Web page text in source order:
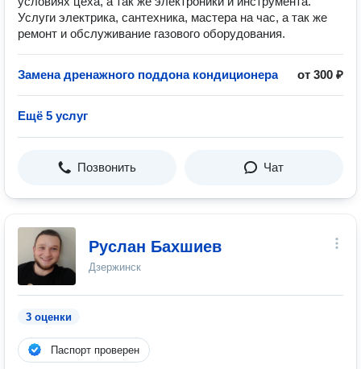
Услуги электрика, сантехника, мастера на час, а так же
ремонт и обслуживание газового оборудования.
Замена дренажного поддона кондиционера от 300 ₽
Ещё 5 услуг
Позвонить Чат
Руслан Бахшиев
Дзержинск
3 оценки
Паспорт проверен